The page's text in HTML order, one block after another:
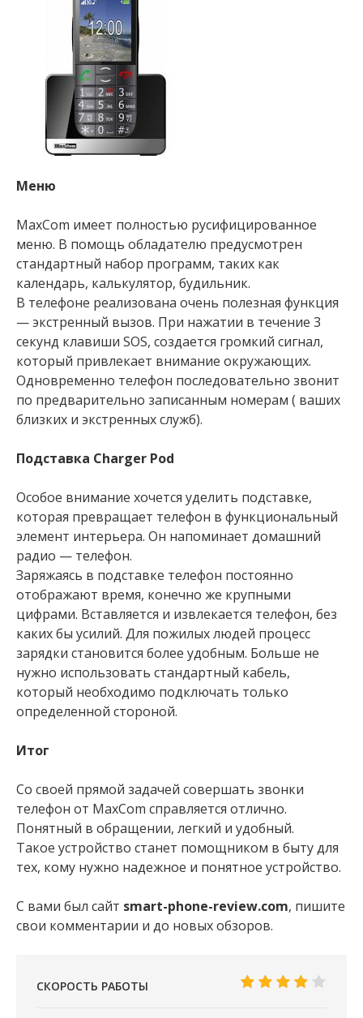
Меню
MaxCom имеет полностью русифицированное
меню. В помощь обладателю предусмотрен
стандартный набор программ, таких как
календарь, калькулятор, будильник.
В телефоне реализована очень полезная функция
— экстренный вызов. При нажатии в течение 3
секунд клавиши SOS, создается громкий сигнал,
который привлекает внимание окружающих.
Одновременно телефон последовательно звонит
по предварительно записанным номерам ( ваших
близких и экстренных служб).
Подставка Сharger Pod
Особое внимание хочется уделить подставке,
которая превращает телефон в функциональный
элемент интерьера. Он напоминает домашний
радио — телефон.
Заряжаясь в подставке телефон постоянно
отображают время, конечно же крупными
цифрами. Вставляется и извлекается телефон, без
каких бы усилий. Для пожилых людей процесс
зарядки становится более удобным. Больше не
нужно использовать стандартный кабель,
который необходимо подключать только
определенной стороной.
Итог
Со своей прямой задачей совершать звонки
телефон от MaxCom справляется отлично.
Понятный в обращении, легкий и удобный.
Такое устройство станет помощником в быту для
тех, кому нужно надежное и понятное устройство.
С вами был сайт smart-phone-review.com, пишите
свои комментарии и до новых обзоров.
СКОРОСТЬ РАБОТЫ